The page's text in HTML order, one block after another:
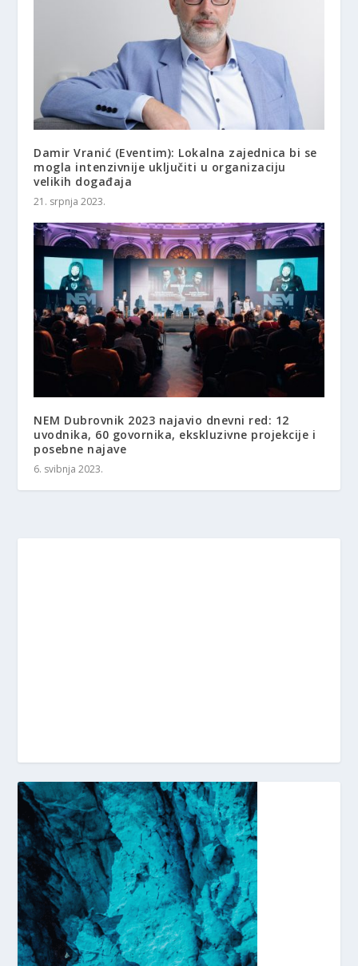
Damir Vranić (Eventim): Lokalna zajednica bi se
mogla intenzivnije uključiti u organizaciju
velikih događaja
21. srpnja 2023.
NEM Dubrovnik 2023 najavio dnevni red: 12
uvodnika, 60 govornika, ekskluzivne projekcije i
posebne najave
6. svibnja 2023.